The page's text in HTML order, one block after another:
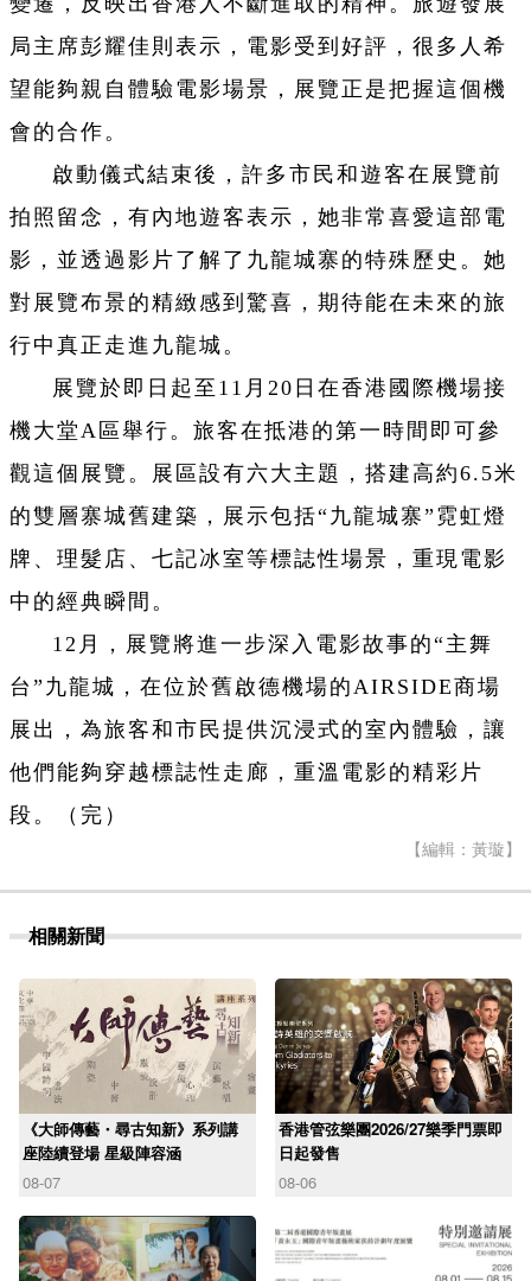
局主席彭耀佳則表示，電影受到好評，很多人希
望能夠親自體驗電影場景，展覽正是把握這個機
會的合作。
啟動儀式結束後，許多市民和遊客在展覽前
拍照留念，有內地遊客表示，她非常喜愛這部電
影，並透過影片了解了九龍城寨的特殊歷史。她
對展覽布景的精緻感到驚喜，期待能在未來的旅
行中真正走進九龍城。
展覽於即日起至11月20日在香港國際機場接
機大堂A區舉行。旅客在抵港的第一時間即可參
觀這個展覽。展區設有六大主題，搭建高約6.5米
的雙層寨城舊建築，展示包括“九龍城寨”霓虹燈
牌、理髮店、七記冰室等標誌性場景，重現電影
中的經典瞬間。
12月，展覽將進一步深入電影故事的“主舞
台”九龍城，在位於舊啟德機場的AIRSIDE商場
展出，為旅客和市民提供沉浸式的室內體驗，讓
他們能夠穿越標誌性走廊，重溫電影的精彩片
段。（完）
【編輯：黃璇】
相關新聞
《大師傳藝・尋古知新》系列講
座陸續登場 星級陣容涵
08-07
香港管弦樂團2026/27樂季門票即
日起發售
08-06